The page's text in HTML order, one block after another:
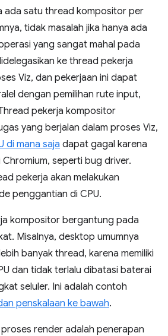
ada satu thread kompositor per
tidak masalah jika hanya ada
yang sangat mahal pada
ke thread pekerja
Viz, dan pekerjaan ini dapat
dengan pemilihan rute input,
pekerja kompositor
yang berjalan dalam proses Viz,
di mana saja dapat gagal karena
Chromium, seperti bug driver.
pekerja akan melakukan
penggantian di CPU.
kompositor bergantung pada
Misalnya, desktop umumnya
banyak thread, karena memiliki
dan tidak terlalu dibatasi baterai
seluler. Ini adalah contoh
penskalaan ke bawah.
render adalah penerapan